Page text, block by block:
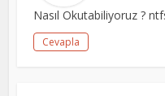
Nasıl Okutabiliyoruz ?
Cevapla